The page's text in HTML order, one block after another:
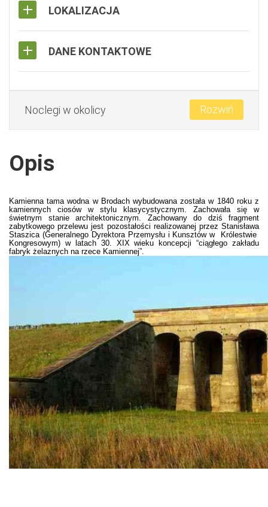
LOKALIZACJA
DANE KONTAKTOWE
Noclegi w okolicy Rozwiń
Opis
Kamienna tama wodna w Brodach wybudowana została w 1840 roku z
kamiennych ciosów w stylu klasycystycznym. Zachowała się w
świetnym stanie architektonicznym. Zachowany do dziś fragment
zabytkowego przelewu jest pozostałości realizowanej przez Stanisława
Staszica (Generalnego Dyrektora Przemysłu i Kunsztów w Królestwie
Kongresowym) w latach 30. XIX wieku koncepcji “ciągłego zakładu
fabryk żelaznych na rzece Kamiennej”.